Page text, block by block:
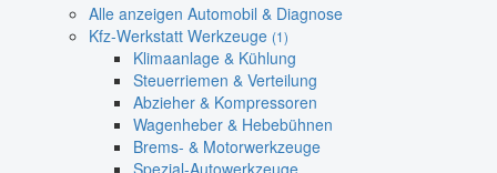
Alle anzeigen Automobil & Diagnose
Kfz-Werkstatt Werkzeuge (1)
Klimaanlage & Kühlung
Steuerriemen & Verteilung
Abzieher & Kompressoren
Wagenheber & Hebebühnen
Brems- & Motorwerkzeuge
Spezial-Autowerkzeuge